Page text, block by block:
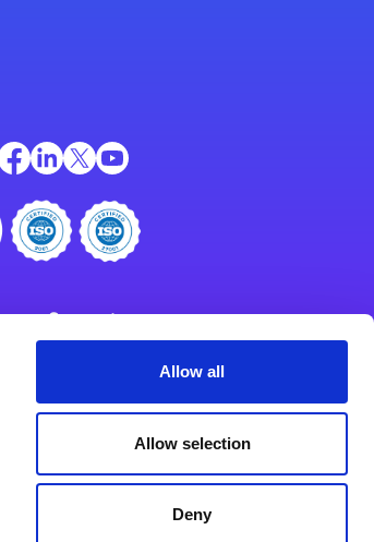
Allow all
Allow selection
Deny
Support
Impressum